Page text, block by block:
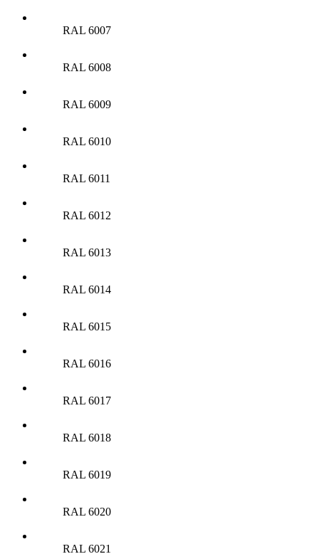
RAL 6007
RAL 6008
RAL 6009
RAL 6010
RAL 6011
RAL 6012
RAL 6013
RAL 6014
RAL 6015
RAL 6016
RAL 6017
RAL 6018
RAL 6019
RAL 6020
RAL 6021